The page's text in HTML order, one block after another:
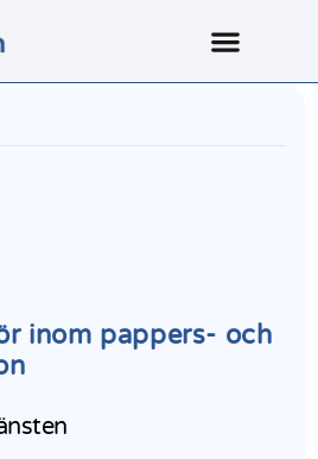
inom pappers- och